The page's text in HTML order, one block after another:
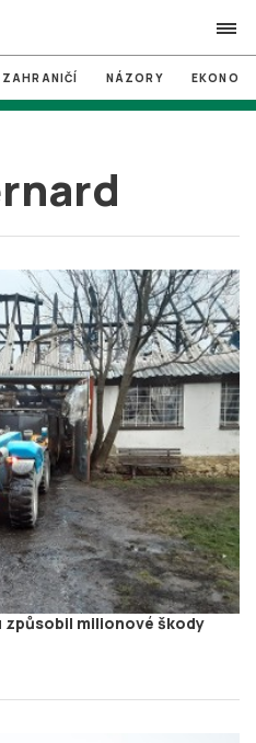
search
ZAHRANIČÍ NÁZORY
způsobil milionové škody